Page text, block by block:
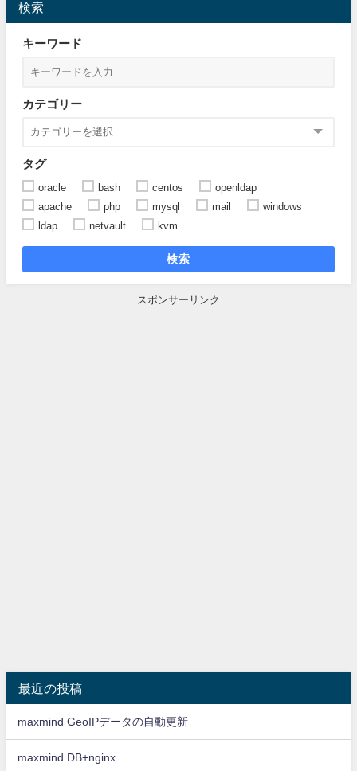
検索
キーワード
カテゴリー
タグ
oracle bash centos
openldap
apache
php mysql mail
windows
ldap
netvault kvm
検索
スポンサーリンク
最近の投稿
maxmind GeoIPデータの自動更新
maxmind DB+nginx